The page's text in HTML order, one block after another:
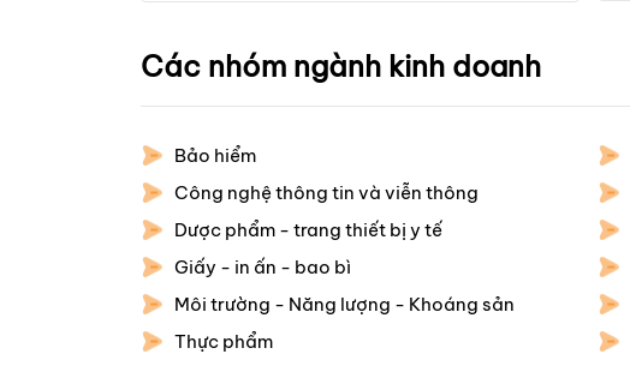
Các nhóm ngành kinh doanh
Bảo hiểm
Công nghệ thông tin và viễn thông
Dược phẩm - trang thiết bị y tế
Giấy - in ấn - bao bì
Môi trường - Năng lượng - Khoáng sản
Thực phẩm